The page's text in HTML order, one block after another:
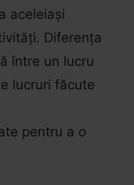
aceleiași
Diferența
între un lucru
lucruri făcute
pentru a o